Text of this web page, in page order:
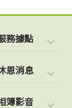
務據點
恩消息
簿影音